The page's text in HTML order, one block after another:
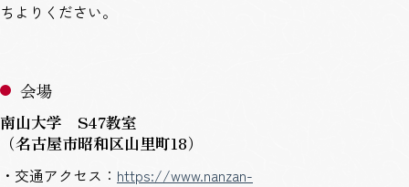
ちよりください。
会場
南山大学 S47教室
（名古屋市昭和区山里町18）
・交通アクセス： https://www.nanzan-